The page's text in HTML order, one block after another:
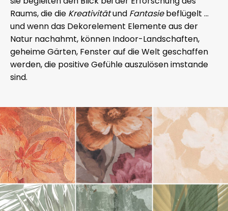
Raums, die die Kreativitätund Fantasiebeflügelt …
und wenn das Dekorelement Elemente aus der
Natur nachahmt, können Indoor-Landschaften,
geheime Gärten, Fenster auf die Welt geschaffen
werden, die positive Gefühle auszulösen imstande
sind.